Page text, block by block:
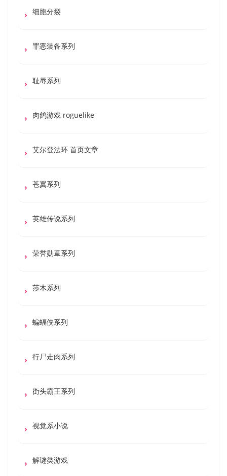
细胞分裂
罪恶装备系列
耻辱系列
肉鸽游戏 roguelike
艾尔登法环 首页文章
苍翼系列
英雄传说系列
荣誉勋章系列
莎木系列
蝙蝠侠系列
行尸走肉系列
街头霸王系列
视觉系小说
解谜类游戏